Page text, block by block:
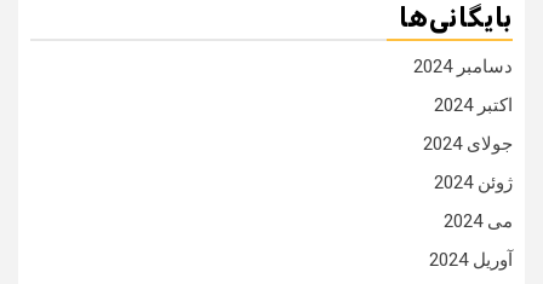
بایگانی‌ها
دسامبر 2024
اکتبر 2024
جولای 2024
ژوئن 2024
می 2024
آوریل 2024